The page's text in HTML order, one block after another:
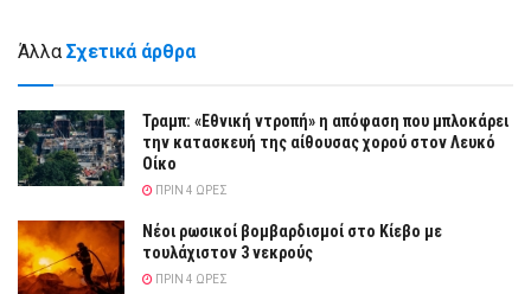
Άλλα Σχετικά άρθρα
Τραμπ: «Εθνική ντροπή» η απόφαση που μπλοκάρει
την κατασκευή της αίθουσας χορού στον Λευκό
Οίκο
ΠΡΙΝ 4 ΏΡΕΣ
Νέοι ρωσικοί βομβαρδισμοί στο Κίεβο με
τουλάχιστον 3 νεκρούς
ΠΡΙΝ 4 ΏΡΕΣ